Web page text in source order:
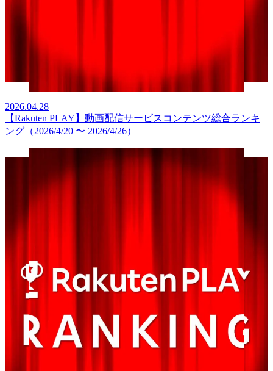
2026.04.28
【Rakuten PLAY】動画配信サービスコンテンツ総合ランキ
ング（2026/4/20 〜 2026/4/26）